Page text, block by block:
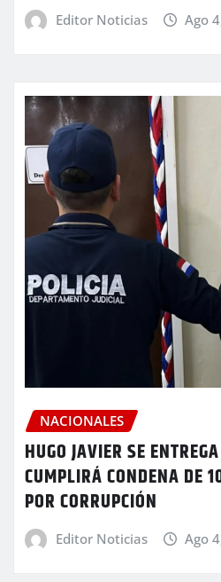
Editor Noticias Ago
NACIONALES
HUGO JAVIER SE
CUMPLIRÁ CONDENA DE
POR CORRUPCIÓN
Editor Noticias Ago